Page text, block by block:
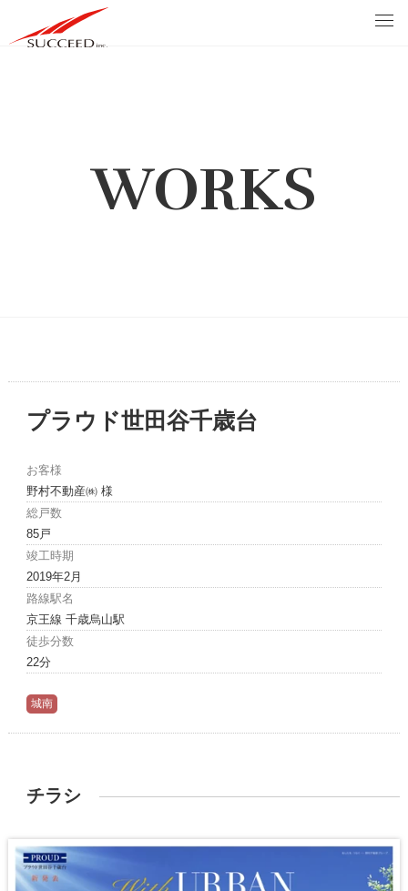
WORKS
プラウド世田谷千歳台
お客様
野村不動産㈱ 様
総戸数
85戸
竣工時期
2019年2月
路線駅名
京王線 千歳烏山駅
徒歩分数
22分
城南
チラシ